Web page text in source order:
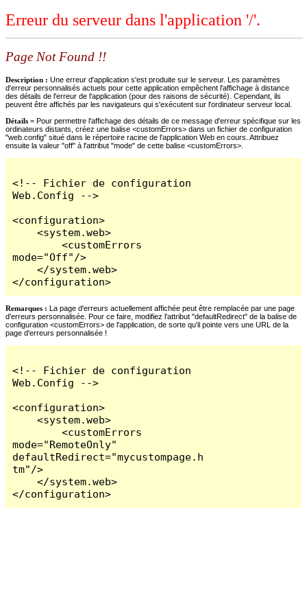
Erreur du serveur dans l'application '/'.
Page Not Found !!
Description : Une erreur d'application s'est produite sur le serveur. Les paramètres
d'erreur personnalisés actuels pour cette application empêchent l'affichage à distance
des détails de l'erreur de l'application (pour des raisons de sécurité). Cependant, ils
peuvent être affichés par les navigateurs qui s'exécutent sur l'ordinateur serveur local.
Détails = Pour permettre l'affichage des détails de ce message d'erreur spécifique sur les
ordinateurs distants, créez une balise <customErrors> dans un fichier de configuration
"web.config" situé dans le répertoire racine de l'application Web en cours. Attribuez
ensuite la valeur "off" à l'attribut "mode" de cette balise <customErrors>.
<!-- Fichier de configuration
Web.Config -->
<configuration>
    <system.web>
        <customErrors
mode="Off"/>
    </system.web>
</configuration>
Remarques : La page d'erreurs actuellement affichée peut être remplacée par une page
d'erreurs personnalisée. Pour ce faire, modifiez l'attribut "defaultRedirect" de la balise de
configuration <customErrors> de l'application, de sorte qu'il pointe vers une URL de la
page d'erreurs personnalisée !
<!-- Fichier de configuration
Web.Config -->
<configuration>
    <system.web>
        <customErrors
mode="RemoteOnly"
defaultRedirect="mycustompage.h
tm"/>
    </system.web>
</configuration>